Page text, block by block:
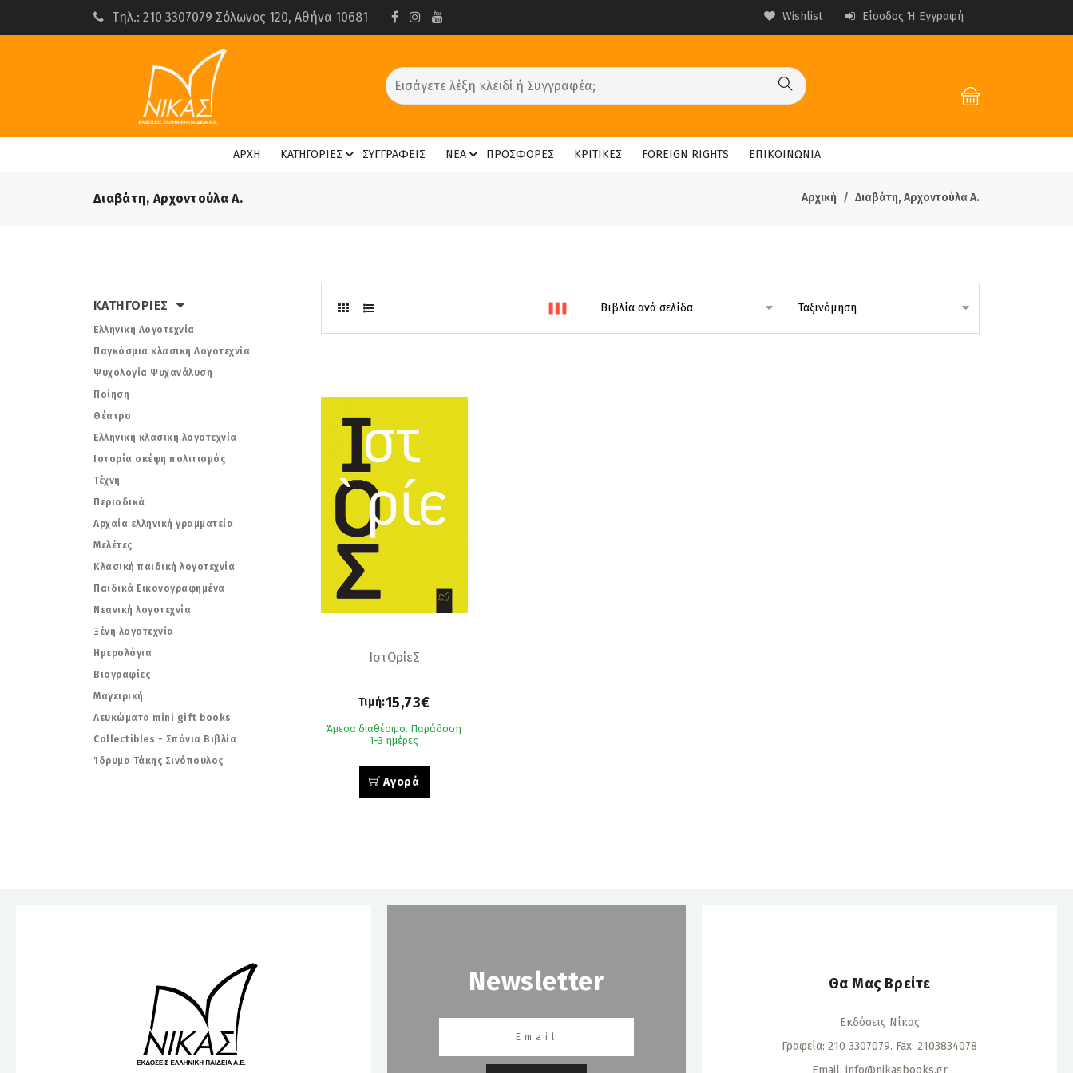
Τηλ.: 210 3307079 Σόλωνος 120, Αθήνα 10681 Wishlist Είσοδος Ή Εγγραφή
ΑΡΧΗ ΚΑΤΗΓΟΡΙΕΣ ΣΥΓΓΡΑΦΕΙΣ ΝΕΑ ΠΡΟΣΦΟΡΕΣ ΚΡΙΤΙΚΕΣ FOREIGN RIGHTS ΕΠΙΚΟΙΝΩΝΙΑ
Διαβάτη, Αρχοντούλα Α. Αρχική Διαβάτη, Αρχοντούλα Α.
ΚΑΤΗΓΟΡΙΕΣ
Ελληνική Λογοτεχνία
Παγκόσμια κλασική Λογοτεχνία
Ψυχολογία Ψυχανάλυση
Ποίηση
Θέατρο
Ελληνική κλασική λογοτεχνία
Ιστορία σκέψη πολιτισμός
Τέχνη
Περιοδικά
Αρχαία ελληνική γραμματεία
Μελέτες
Κλασική παιδική λογοτεχνία
Παιδικά Εικονογραφημένα
Νεανική λογοτεχνία
Ξένη λογοτεχνία
Ημερολόγια
Βιογραφίες
Μαγειρική
Λευκώματα mini gift books
Collectibles - Σπάνια Βιβλία
Ίδρυμα Τάκης Σινόπουλος
ΙστΟρίεΣ
Τιμή:15,73€
Άμεσα διαθέσιμο. Παράδοση
1-3 ημέρες
Αγορά
Newsletter Θα Μας Βρείτε
Εκδόσεις Νίκας
Γραφεία: 210 3307079. Fax: 2103834078
Email: info@nikasbooks.gr